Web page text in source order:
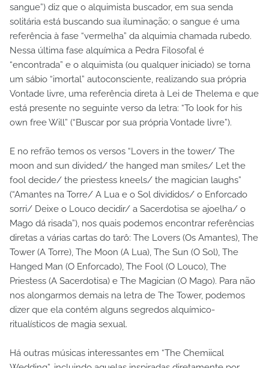
sangue”) diz que o alquimista buscador, em sua senda
solitária está buscando sua iluminação; o sangue é uma
referência à fase “vermelha” da alquimia chamada rubedo.
Nessa última fase alquímica a Pedra Filosofal é
“encontrada” e o alquimista (ou qualquer iniciado) se torna
um sábio “imortal” autoconsciente, realizando sua própria
Vontade livre, uma referência direta à Lei de Thelema e que
está presente no seguinte verso da letra: “To look for his
own free Will” (“Buscar por sua própria Vontade livre”).
E no refrão temos os versos “Lovers in the tower/ The
moon and sun divided/ the hanged man smiles/ Let the
fool decide/ the priestess kneels/ the magician laughs”
(“Amantes na Torre/ A Lua e o Sol divididos/ o Enforcado
sorri/ Deixe o Louco decidir/ a Sacerdotisa se ajoelha/ o
Mago dá risada”), nos quais podemos encontrar referências
diretas a várias cartas do tarô: The Lovers (Os Amantes), The
Tower (A Torre), The Moon (A Lua), The Sun (O Sol), The
Hanged Man (O Enforcado), The Fool (O Louco), The
Priestess (A Sacerdotisa) e The Magician (O Mago). Para não
nos alongarmos demais na letra de The Tower, podemos
dizer que ela contém alguns segredos alquímico-
ritualísticos de magia sexual.
Há outras músicas interessantes em “The Chemiical